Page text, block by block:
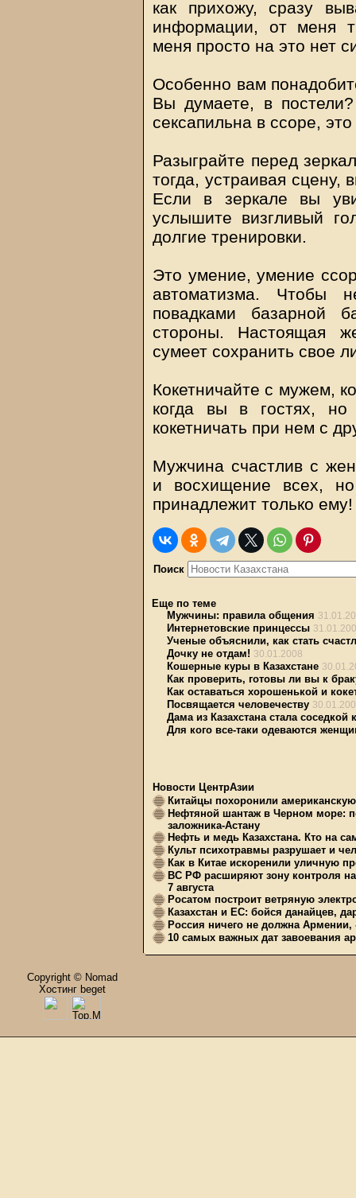
как прихожу, сразу
информации, от меня
меня просто на это нет
Особенно вам
Вы думаете, в
сексапильна в ссоре,
Разыграйте перед
тогда, устраивая сцену,
Если в зеркале вы
услышите визгливый
долгие тренировки.
Это умение, умение
автоматизма. Чтобы
повадками базарной
стороны. Настоящая
сумеет сохранить свое
Кокетничайте с мужем,
когда вы в гостях, но
кокетничать при нем с
Мужчина счастлив с
и восхищение всех,
принадлежит только ему!
Поиск
Еще по теме
Мужчины: правила общения
Интернетовские принцессы
Ученые объяснили, как стать
Дочку не отдам! 30.01.2008
Кошерные куры в Казахстане
Как проверить, готовы ли вы к
Как оставаться хорошенькой и
Посвящается человечеству
Дама из Казахстана стала соседкой
Для кого все-таки одеваются
Новости ЦентрАзии
Китайцы похоронили
Нефтяной шантаж в Черном море:
заложника-Астану
Нефть и медь Казахстана. Кто на
Культ психотравмы разрушает и
Как в Китае искоренили уличную
ВС РФ расширяют зону контроля на
7 августа
Росатом построит ветряную
Казахстан и ЕС: бойся данайцев,
Россия ничего не должна Армении,
10 самых важных дат завоевания
Copyright © Nomad
Хостинг beget